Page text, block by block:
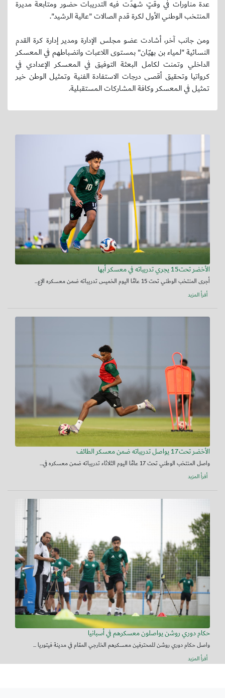
عدة مناورات في وقتٍ شهدَت فيه التدريبات حضور ومتابعة مديرة
المنتخب الوطني الأول لكرة قدم الصالات "عالية الرشيد".
ومن جانب آخر، أشادت عضو مجلس الإدارة ومدير إدارة كرة القدم
النسائية "لمياء بن بهيّان" بمستوى اللاعبات وانضباطهم في المعسكر
الداخلي وتمنت لكامل البعثة التوفيق في المعسكر الإعدادي في
كرواتيا وتحقيق أقصى درجات الاستفادة الفنية وتمثيل الوطن خير
تمثيل في المعسكر وكافة المشاركات المستقبلية.
الأخضر تحت15 يجري تدريباته في معسكر أبها
أجرى المنتخب الوطني تحت 15 عامًا اليوم الخميس تدريباته ضمن معسكره الإع...
أقرأ المزيد
الأخضر تحت17 يواصل تدريباته ضمن معسكر الطائف
واصل المنتخب الوطني تحت 17 عامًا اليوم الثلاثاء تدريباته ضمن معسكره في...
أقرأ المزيد
حكام دوري روشن يواصلون معسكرهم في أسبانيا
واصل حكام دوري روشن للمحترفين معسكرهم الخارجي المقام في مدينة فيتوريا ...
أقرأ المزيد